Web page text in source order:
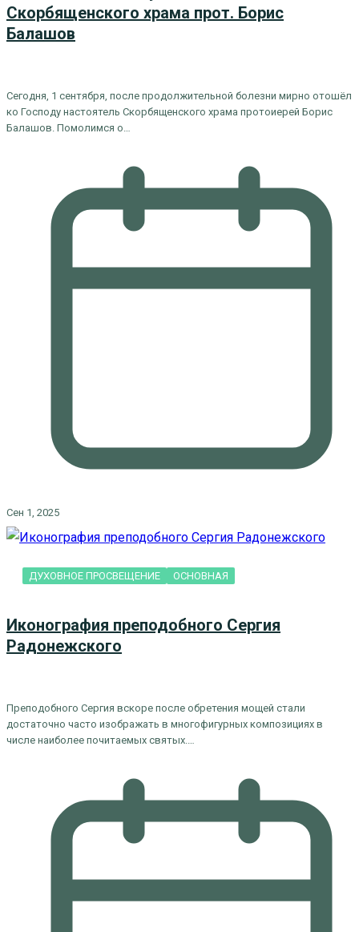
Скорбященского храма прот. Борис
Балашов
Сегодня, 1 сентября, после продолжительной болезни мирно отошёл
ко Господу настоятель Скорбященского храма протоиерей Борис
Балашов. Помолимся о…
Сен 1, 2025
ДУХОВНОЕ ПРОСВЕЩЕНИЕ ОСНОВНАЯ
Иконография преподобного Сергия
Радонежского
Преподобного Сергия вскоре после обретения мощей стали
достаточно часто изображать в многофигурных композициях в
числе наиболее почитаемых святых.…